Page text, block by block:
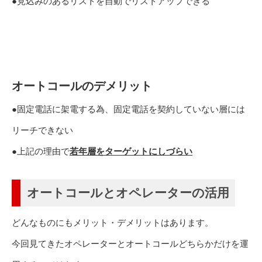
オートコールのデメリット
●固定電話に架電する為、固定電話を契約していない層には
リーチできない
●上記の理由で若年層をターゲットにしづらい
オートコールとオペレーターの活用
どんなものにもメリット・デメリットはあります。
今回見てきたオペレーターとオートコールどちらかだけを運